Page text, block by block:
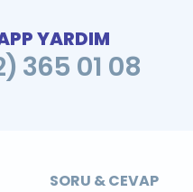
YARDIM
365 01 08
SORU & CEVAP